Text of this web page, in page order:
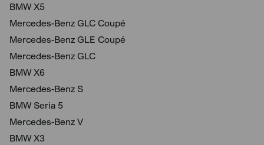
BMW X5
Mercedes-Benz GLC Coupé
Mercedes-Benz GLE Coupé
Mercedes-Benz GLC
BMW X6
Mercedes-Benz S
BMW Seria 5
Mercedes-Benz V
BMW X3